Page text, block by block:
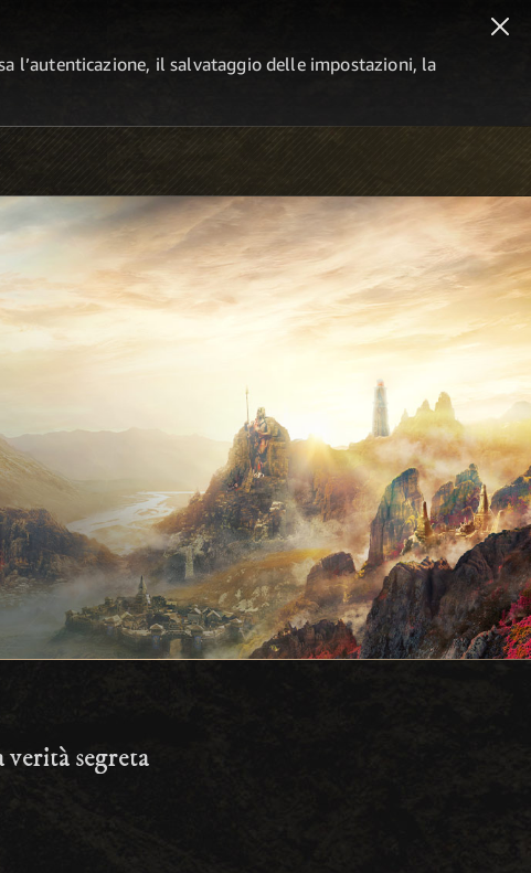
l’autenticazione, il salvataggio delle impostazioni, la
segreta